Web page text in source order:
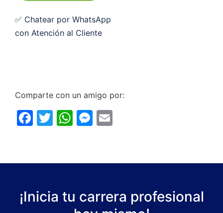
✅ Chatear por WhatsApp
con Atención al Cliente
Comparte con un amigo por:
F
e
o
T
er
W
s
p
M
s
n
l
¡Inicia tu carrera profesional